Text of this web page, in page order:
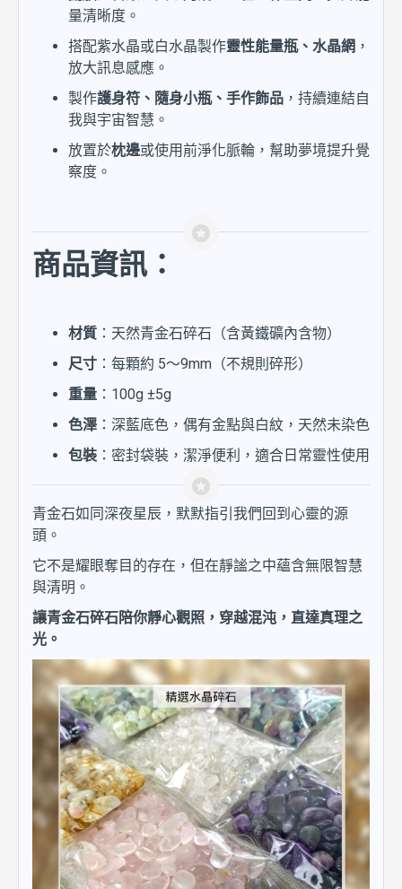
量清晰度。
搭配紫水晶或白水晶製作靈性能量瓶、水晶網 ，
放大訊息感應。
製作護身符、隨身小瓶、手作飾品 ，持續連結自
我與宇宙智慧。
放置於枕邊或使用前淨化脈輪，幫助夢境提升覺
察度。
商品資訊：
材質 ：天然青金石碎石（含黃鐵礦內含物）
尺寸 ：每顆約 5～9mm（不規則碎形）
重量 ：100g ±5g
色澤 ：深藍底色，偶有金點與白紋，天然未染色
包裝 ：密封袋裝，潔淨便利，適合日常靈性使用
青金石如同深夜星辰，默默指引我們回到心靈的源
頭。
它不是耀眼奪目的存在，但在靜謐之中蘊含無限智慧
與清明。
讓青金石碎石陪你靜心觀照，穿越混沌，直達真理之
光。